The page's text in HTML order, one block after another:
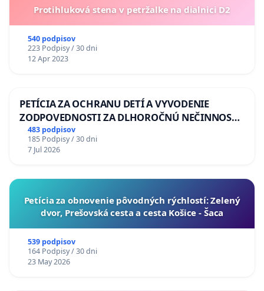
Protihluková stena v petržalke na dialnici D2
540 podpisov
223 Podpisy / 30 dni
12 Apr 2023
PETÍCIA ZA OCHRANU DETÍ A VYVODENIE
ZODPOVEDNOSTI ZA DLHOROČNÚ NEČINNOSŤ
A ZLYHANIE ŠTÁTU
483 podpisov
185 Podpisy / 30 dni
7 Jul 2026
​Petícia za obnovenie pôvodných rýchlostí: Zelený
dvor, Prešovská cesta a cesta Košice - Šaca
539 podpisov
164 Podpisy / 30 dni
23 May 2026